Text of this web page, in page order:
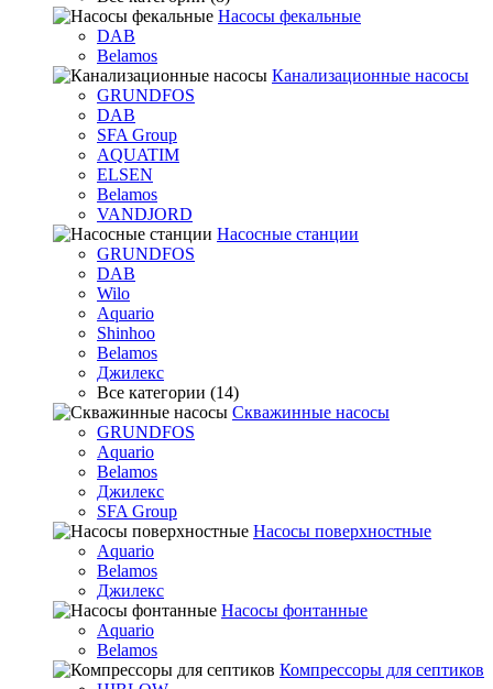
Насосы фекальные
DAB
Belamos
Канализационные насосы
GRUNDFOS
DAB
SFA Group
AQUATIM
ELSEN
Belamos
VANDJORD
Насосные станции
GRUNDFOS
DAB
Wilo
Aquario
Shinhoo
Belamos
Джилекс
Все категории (14)
Скважинные насосы
GRUNDFOS
Aquario
Belamos
Джилекс
SFA Group
Насосы поверхностные
Aquario
Belamos
Джилекс
Насосы фонтанные
Aquario
Belamos
Компрессоры для септиков